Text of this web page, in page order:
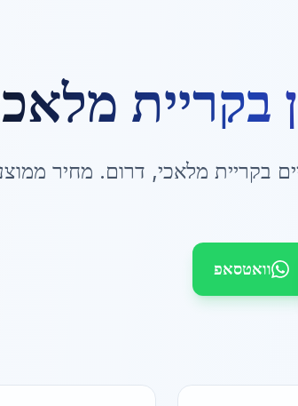
בקריית
בקריית מלאכי, דרום. מחיר
וואטסאפ